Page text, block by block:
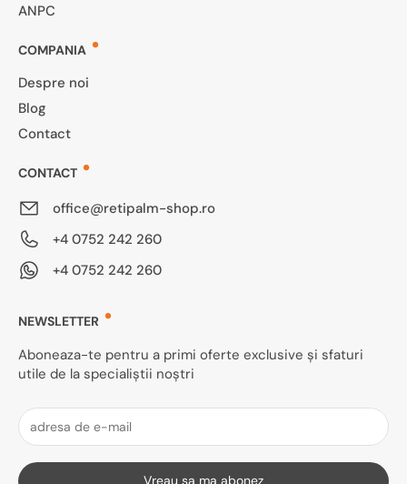
ANPC
COMPANIA
Despre noi
Blog
Contact
CONTACT
office@retipalm-shop.ro
+4 0752 242 260
+4 0752 242 260
NEWSLETTER
Aboneaza-te pentru a primi oferte exclusive și sfaturi
utile de la specialiștii noștri
Vreau sa ma abonez